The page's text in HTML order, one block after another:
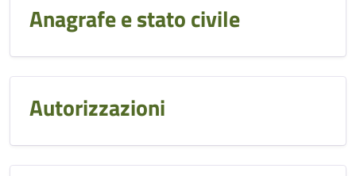
Anagrafe e stato civile
Autorizzazioni